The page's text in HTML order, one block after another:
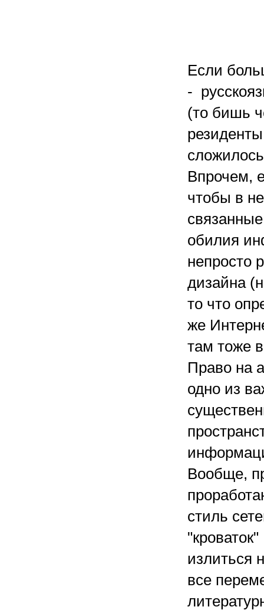
Если
-
(то бишь
Впрочем,
чтобы в
обилия
непросто
дизайна
то что
же
там тоже
Право на
одно из
Вообще,
стиль
излиться
все